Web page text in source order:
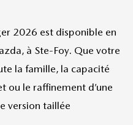
2026 est disponible en
à Ste-Foy. Que votre
la famille, la capacité
ou le raffinement d’une
version taillée